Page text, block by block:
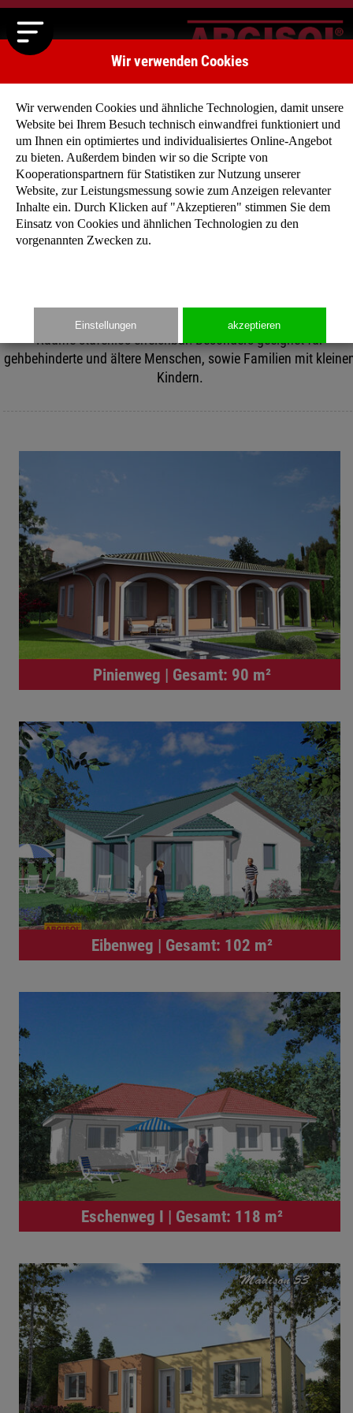
BUNGALOWS
Sie wollen die Natur mit dem Wohnen verbinden?
Wollen keine Treppen steigen? Und eine individuelle
Grundrissplanung mit offenem Raumkonzept?
Einfamilienhäuser mit verschiedenen Dachformen und alle
Räume stufenlos erreichbar! Besonders geeignet für
gehbehinderte und ältere Menschen, sowie Familien mit
Kindern.
Pinienweg | Gesamt: 90 m²
Eibenweg | Gesamt: 102 m²
Eschenweg I | Gesamt: 118 m²
Wir verwenden Cookies
Wir verwenden Cookies und ähnliche Technologien, damit unsere
Website bei Ihrem Besuch technisch einwandfrei funktioniert und
um Ihnen ein optimiertes und individualisiertes Online-Angebot
zu bieten. Außerdem binden wir so die Scripte von
Kooperationspartnern für Statistiken zur Nutzung unserer
Website, zur Leistungsmessung sowie zum Anzeigen relevanter
Inhalte ein. Durch Klicken auf "Akzeptieren" stimmen Sie dem
Einsatz von Cookies und ähnlichen Technologien zu den
vorgenannten Zwecken zu.
Einstellungen akzeptieren